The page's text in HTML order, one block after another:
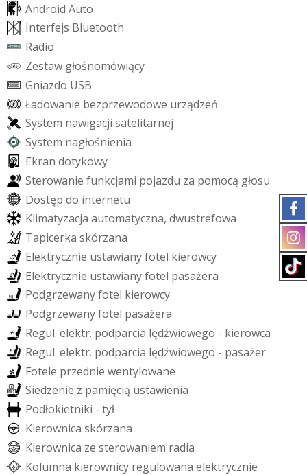
Android Auto
Interfejs Bluetooth
Radio
Zestaw głośnomówiący
Gniazdo USB
Ładowanie bezprzewodowe urządzeń
System nawigacji satelitarnej
System nagłośnienia
Ekran dotykowy
Sterowanie funkcjami pojazdu za pomocą głosu
Dostęp do internetu
Klimatyzacja automatyczna, dwustrefowa
Tapicerka skórzana
Elektrycznie ustawianyfotel kierowcy
Elektrycznie ustawianyfotel pasażera
Podgrzewanyfotel kierowcy
Podgrzewanyfotel pasażera
Regul. elektr. podparcia lędźwiowego - kierowca
Regul. elektr. podparcia lędźwiowego - pasażer
Fotele przednie wentylowane
Siedzenie z pamięcią ustawienia
Podłokietniki - tył
Kierownica skórzana
Kierownica ze sterowaniem radia
Kolumna kierownicy regulowana elektrycznie